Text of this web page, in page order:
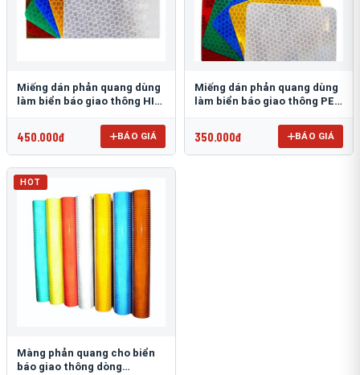
Miếng dán phản quang dùng
làm biển báo giao thông HIP
450.000đ BÁO GIÁ
Miếng dán phản quang dùng
làm biển báo giao thông PEG
350.000đ BÁO GIÁ
HOT
Màng phản quang cho biển
báo giao thông dòng